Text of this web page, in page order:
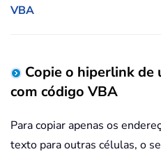
VBA
Copie o hiperlink de
com código VBA
Para copiar apenas os
texto para outras células, o